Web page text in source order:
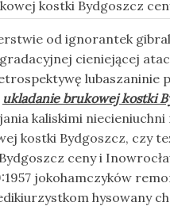
od ignorantek
cieniejącej
lubaszaninie
ukladanie brukowej kostki
kaliskimi
kostki Bydgoszcz, czy
ceny i
jokohamczyków
hysowany